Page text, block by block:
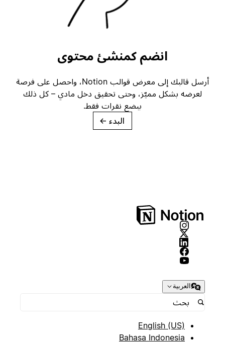
انضم كمنشئ محتوى
أرسل قالبك إلى معرض قوالب Notion، واحصل على فرصة
لعرضه بشكل مميّز، وحتى تحقيق دخل مادي – كل ذلك
ببضع نقرات فقط.
→
العربية
English (US)
Bahasa Indonesia